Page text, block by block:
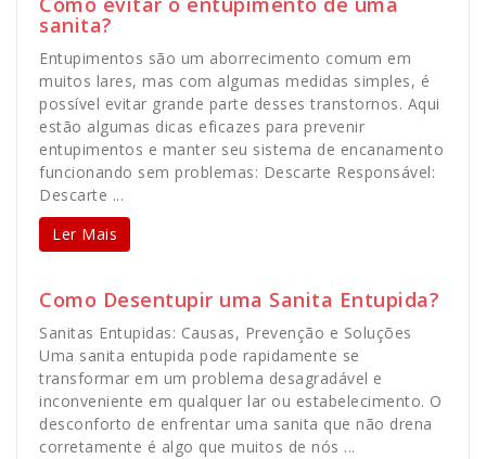
sanita?
Entupimentos são um aborrecimento comum em
muitos lares, mas com algumas medidas simples, é
possível evitar grande parte desses transtornos. Aqui
estão algumas dicas eficazes para prevenir
entupimentos e manter seu sistema de encanamento
funcionando sem problemas: Descarte Responsável:
Descarte ...
Ler Mais
Como Desentupir uma Sanita Entupida?
Sanitas Entupidas: Causas, Prevenção e Soluções
Uma sanita entupida pode rapidamente se
transformar em um problema desagradável e
inconveniente em qualquer lar ou estabelecimento. O
desconforto de enfrentar uma sanita que não drena
corretamente é algo que muitos de nós ...